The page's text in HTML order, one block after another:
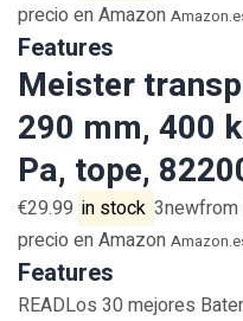
precio en Amazon
Features
Meister
290 mm, 400
Pa, tope,
€29.99 in stock 3newfrom
precio en Amazon
Features
READLos 30 mejores